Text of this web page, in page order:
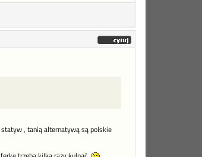
statyw , tanią alternatywą są polskie